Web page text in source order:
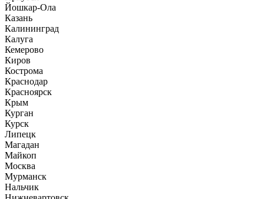
Йошкар-Ола
Казань
Калининград
Калуга
Кемерово
Киров
Кострома
Краснодар
Красноярск
Крым
Курган
Курск
Липецк
Магадан
Майкоп
Москва
Мурманск
Нальчик